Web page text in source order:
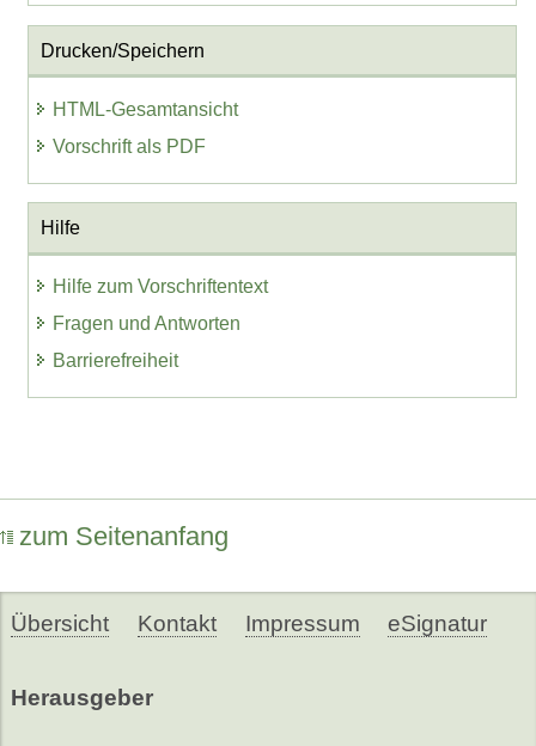
Drucken/Speichern
HTML-Gesamtansicht
Vorschrift als PDF
Hilfe
Hilfe zum Vorschriftentext
Fragen und Antworten
Barrierefreiheit
zum Seitenanfang
Übersicht Kontakt Impressum eSignatur
Herausgeber